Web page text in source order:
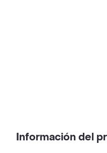
Información del